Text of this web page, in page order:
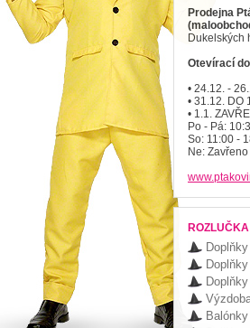
Prodejna
Dukelských
Otevírací
• 24.12. -
• 31.12. DO
• 1.1.
Po - Pá:
So: 11:00 -
Ne: Zavřeno